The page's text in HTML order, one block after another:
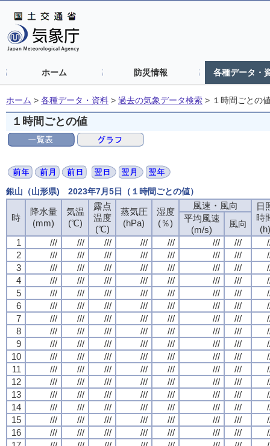
ホーム 防災情報 各種データ・
ホーム > 各種データ・資料 > 過去の気象データ検索 > １時間ごとの
１時間ごとの値
銀山（山形県) 2023年7月5日（１時間ごとの値）
時
降水量
(mm)
気温
(℃)
露点
温度
(℃)
蒸気圧
(hPa)
湿度
(％)
風速・風向
日
時
(h)
平均風速
(m/s)
風向
1
/// /// /// /// /// /// ///
2
/// /// /// /// /// /// ///
3
/// /// /// /// /// /// ///
4
/// /// /// /// /// /// ///
5
/// /// /// /// /// /// ///
6
/// /// /// /// /// /// ///
7
/// /// /// /// /// /// ///
8
/// /// /// /// /// /// ///
9
/// /// /// /// /// /// ///
10
/// /// /// /// /// /// ///
11
/// /// /// /// /// /// ///
12
/// /// /// /// /// /// ///
13
/// /// /// /// /// /// ///
14
/// /// /// /// /// /// ///
15
/// /// /// /// /// /// ///
16
/// /// /// /// /// /// ///